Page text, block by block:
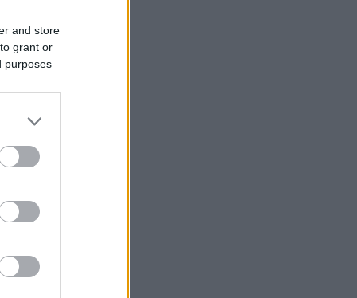
and store
grant or
purposes